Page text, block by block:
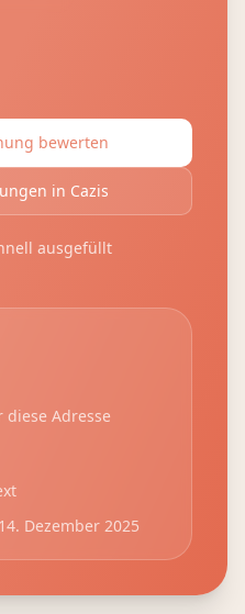
bewerten
in Cazis
ausgefüllt
Adresse
14. Dezember 2025